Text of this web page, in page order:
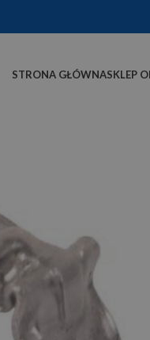
STRONA GŁÓWNASKLEP